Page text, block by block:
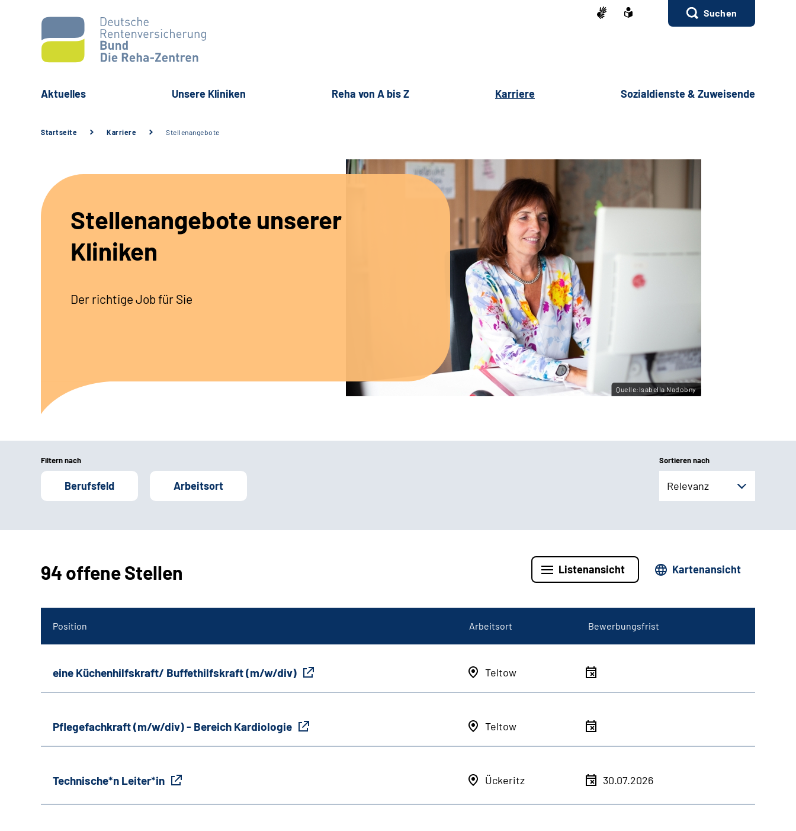
Suchen
Aktuelles Unsere Kliniken Reha von A bis Z Karriere Sozialdienste & Zuweisende
Startseite Karriere Stellenangebote
Stellenangebote unserer
Kliniken
Der richtige Job für Sie
Quelle:Isabella Nadobny
Filtern nach
Berufsfeld Arbeitsort
Sortieren nach
Relevanz
94 offene Stellen Listenansicht Kartenansicht
Position Arbeitsort Bewerbungsfrist
eine Küchenhilfskraft/ Buffethilfskraft (m/w/div) Teltow
Pflegefachkraft (m/w/div) - Bereich Kardiologie Teltow
Technische*n Leiter*in Ückeritz 30.07.2026